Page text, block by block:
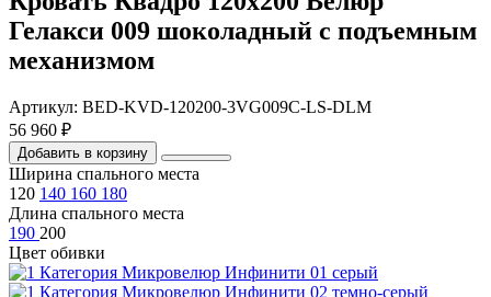
Гелакси 009 шоколадный с подъемным
механизмом
Артикул: BED-KVD-120200-3VG009C-LS-DLM
56 960 ₽
Добавить в корзину
Ширина спального места
120 140 160 180
Длина спального места
190 200
Цвет обивки